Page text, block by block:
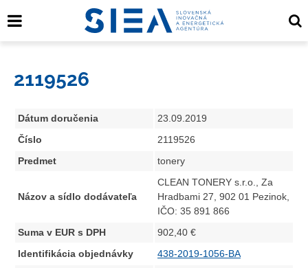
2119526
Dátum doručenia
23.09.2019
Číslo
2119526
Predmet
tonery
Názov a sídlo dodávateľa
CLEAN TONERY s.r.o., Za
Hradbami 27, 902 01 Pezinok,
IČO: 35 891 866
Suma v EUR s DPH
902,40 €
Identifikácia objednávky
438-2019-1056-BA